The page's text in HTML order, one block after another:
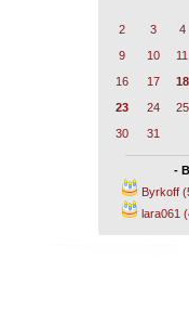
2
3 4
9
10 11
16
17 18
23
24 25
30
31
-
Byrkoff
lara061